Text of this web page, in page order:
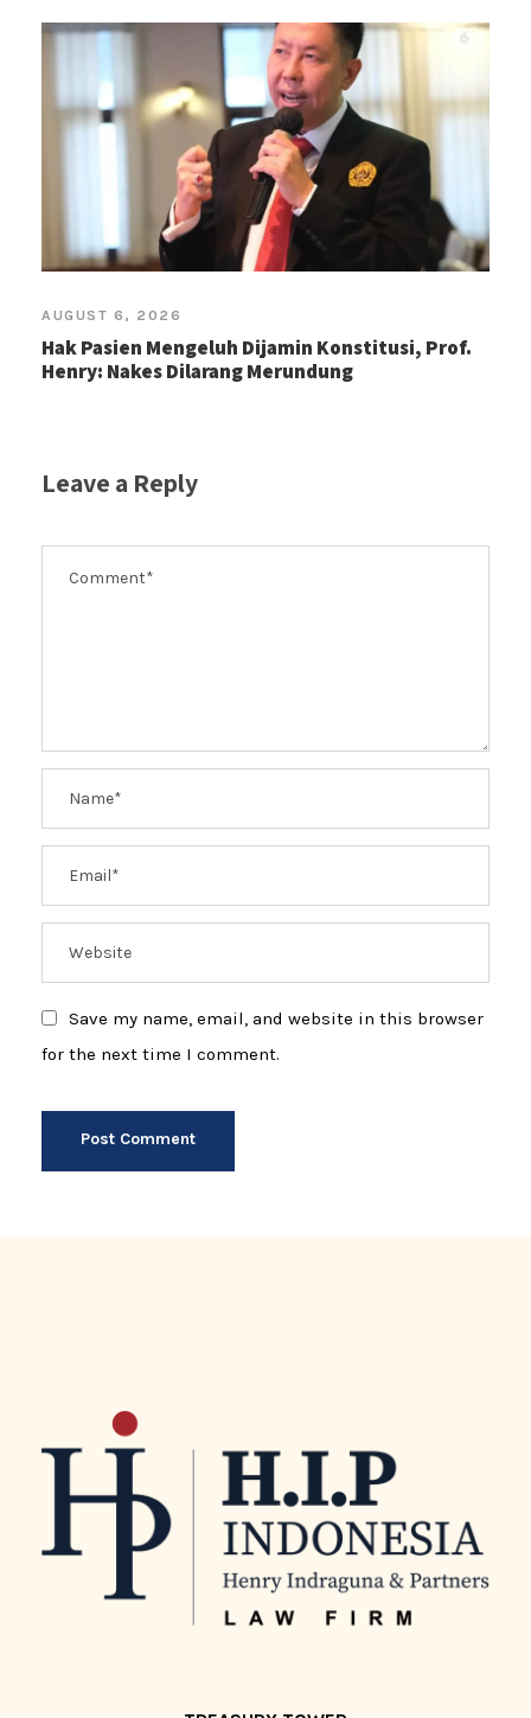
AUGUST 6, 2026
Hak Pasien Mengeluh Dijamin Konstitusi, Prof.
Henry: Nakes Dilarang Merundung
Leave a Reply
Save my name, email, and website in this browser
for the next time I comment.